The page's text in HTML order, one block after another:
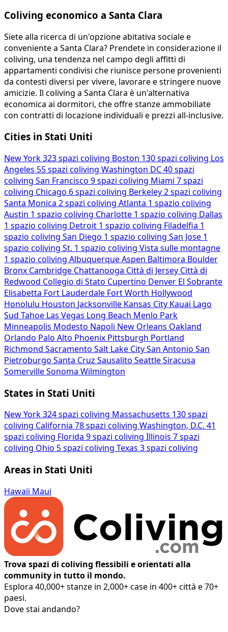
Coliving economico a Santa Clara
Siete alla ricerca di un'opzione abitativa sociale e
conveniente a Santa Clara? Prendete in considerazione il
coliving, una tendenza nel campo degli affitti di
appartamenti condivisi che riunisce persone provenienti
da contesti diversi per vivere, lavorare e stringere nuove
amicizie. Il coliving a Santa Clara è un'alternativa
economica ai dormitori, che offre stanze ammobiliate
con contratti di locazione individuali e prezzi all-inclusive.
Cities in Stati Uniti
New York323 spazi coliving Boston 130 spazi coliving Los
Angeles 55 spazi coliving Washington DC40 spazi
coliving San Francisco 9 spazi coliving Miami 7 spazi
coliving Chicago 6 spazi coliving Berkeley2 spazi coliving
Santa Monica 2 spazi coliving Atlanta 1 spazio coliving
Austin 1 spazio coliving Charlotte 1 spazio coliving Dallas
1 spazio coliving Detroit 1 spazio coliving Filadelfia 1
spazio coliving San Diego 1 spazio coliving San Jose 1
spazio coliving St. 1 spazio coliving Vista sulle montagne
1 spazio coliving AlbuquerqueAspen Baltimora Boulder
Bronx Cambridge Chattanooga Città di Jersey Città di
Redwood Collegio di Stato Cupertino Denver El Sobrante
Elisabetta Fort Lauderdale Fort Worth Hollywood
Honolulu Houston Jacksonville Kansas City Kauai Lago
Sud Tahoe Las Vegas Long Beach Menlo Park
Minneapolis Modesto Napoli New Orleans Oakland
Orlando Palo Alto Phoenix Pittsburgh Portland
Richmond Sacramento Salt Lake CitySan Antonio San
Pietroburgo Santa Cruz Sausalito SeattleSiracusa
SomervilleSonoma Wilmington
States in Stati Uniti
New York324 spazi coliving Massachusetts 130 spazi
coliving California 78 spazi coliving Washington, D.C. 41
spazi coliving Florida 9 spazi coliving Illinois 7 spazi
coliving Ohio 5 spazi coliving Texas 3 spazi coliving
Areas in Stati Uniti
Hawaii Maui
Trova spazi di coliving flessibili e orientati alla
community in tutto il mondo.
Esplora 40,000+ stanze in 2,000+ case in 400+ città e 70+
paesi.
Dove stai andando?